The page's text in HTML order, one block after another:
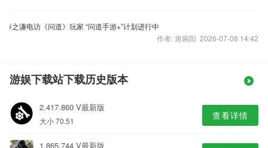
薛之谦电访《问道》玩家 “问道手游+”计划进行中
作者: 唐琬阳 2026-07-08 14:42
游娱下载站下载历史版本
2.417.860 V最新版
大小 70.51 查看详情
1.865.744 V最新版